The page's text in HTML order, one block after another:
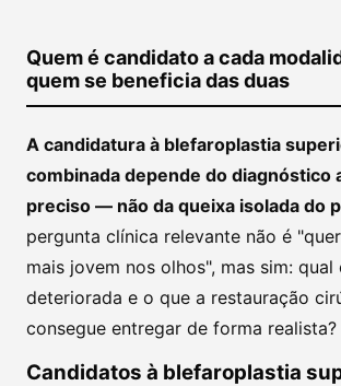
Quem é candidato a cada
quem se beneficia das duas
A candidatura à blefaroplastia
combinada depende do diagnóstico
preciso — não da queixa isolada do
pergunta clínica relevante não é
mais jovem nos olhos", mas sim: qual
deteriorada e o que a restauração
consegue entregar de forma realista?
Candidatos à blefaroplastia